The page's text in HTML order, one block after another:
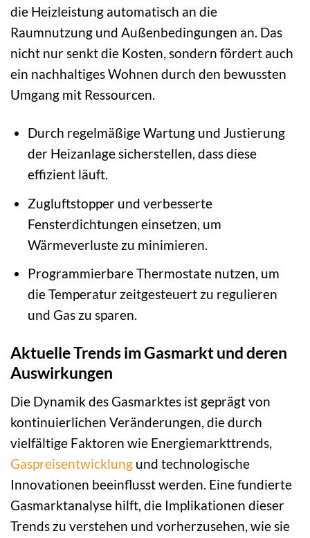
die Heizleistung automatisch an die
Raumnutzung und Außenbedingungen an. Das
nicht nur senkt die Kosten, sondern fördert auch
ein nachhaltiges Wohnen durch den bewussten
Umgang mit Ressourcen.
Durch regelmäßige Wartung und Justierung
der Heizanlage sicherstellen, dass diese
effizient läuft.
Zugluftstopper und verbesserte
Fensterdichtungen einsetzen, um
Wärmeverluste zu minimieren.
Programmierbare Thermostate nutzen, um
die Temperatur zeitgesteuert zu regulieren
und Gas zu sparen.
Aktuelle Trends im Gasmarkt und deren
Auswirkungen
Die Dynamik des Gasmarktes ist geprägt von
kontinuierlichen Veränderungen, die durch
vielfältige Faktoren wie Energiemarkttrends,
Gaspreisentwicklung und technologische
Innovationen beeinflusst werden. Eine fundierte
Gasmarktanalyse hilft, die Implikationen dieser
Trends zu verstehen und vorherzusehen, wie sie